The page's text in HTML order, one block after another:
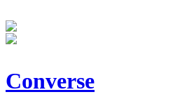
Converse